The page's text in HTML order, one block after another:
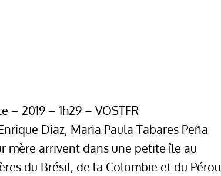
– 2019 – 1h29 – VOSTFR
Diaz, Maria Paula Tabares Peña
mère arrivent dans une petite île au
du Brésil, de la Colombie et du Pérou.